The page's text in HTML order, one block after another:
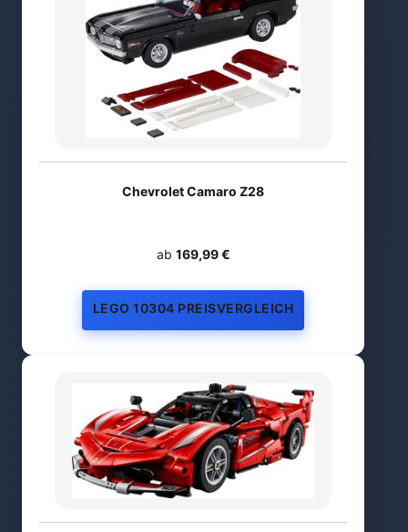
Chevrolet Camaro Z28
ab 169,99 €
LEGO 10304 PREISVERGLEICH